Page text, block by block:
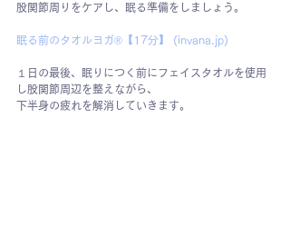
股関節周りをケアし、眠る準備をしましょう。
眠る前のタオルヨガ®︎【17分】 (invana.jp)
１日の最後、眠りにつく前にフェイスタオルを使用
し股関節周辺を整えながら、
下半身の疲れを解消していきます。